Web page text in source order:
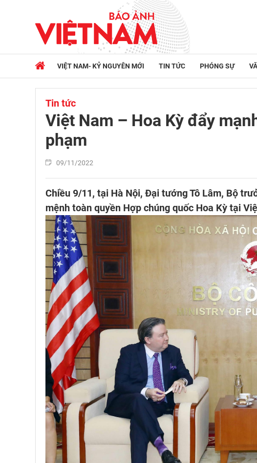
VIỆT NAM- KỶ NGUYÊN MỚI TIN TỨC PHÓNG SỰ
Tin tức
Việt Nam – Hoa Kỳ đẩy
phạm
09/11/2022
Chiều 9/11, tại Hà Nội, Đại tướng Tô Lâm, Bộ
mệnh toàn quyền Hợp chúng quốc Hoa Kỳ tại